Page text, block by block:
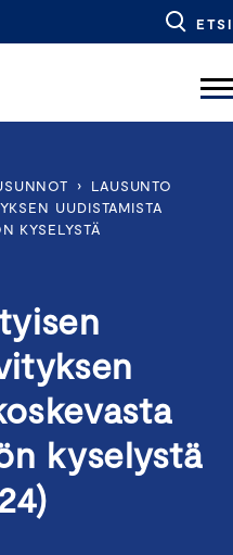
ETSI
›
LAUSUNTO
UUDISTAMISTA
KYSELYSTÄ
kyselystä